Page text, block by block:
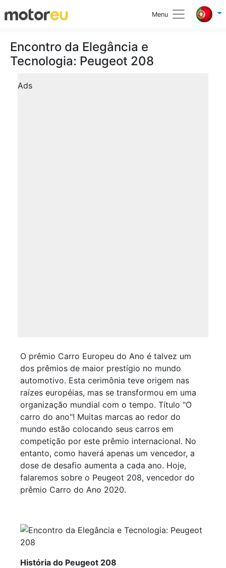
Menu
Encontro da Elegância e
Tecnologia: Peugeot 208
Ads
O prêmio Carro Europeu do Ano é talvez um
dos prêmios de maior prestígio no mundo
automotivo. Esta cerimônia teve origem nas
raízes européias, mas se transformou em uma
organização mundial com o tempo. Título "O
carro do ano"! Muitas marcas ao redor do
mundo estão colocando seus carros em
competição por este prêmio internacional. No
entanto, como haverá apenas um vencedor, a
dose de desafio aumenta a cada ano. Hoje,
falaremos sobre o Peugeot 208, vencedor do
prêmio Carro do Ano 2020.
História do Peugeot 208